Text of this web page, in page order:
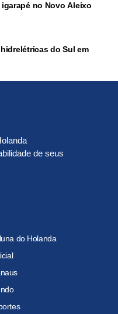
no Novo Aleixo
do Sul em
de seus
do Holanda